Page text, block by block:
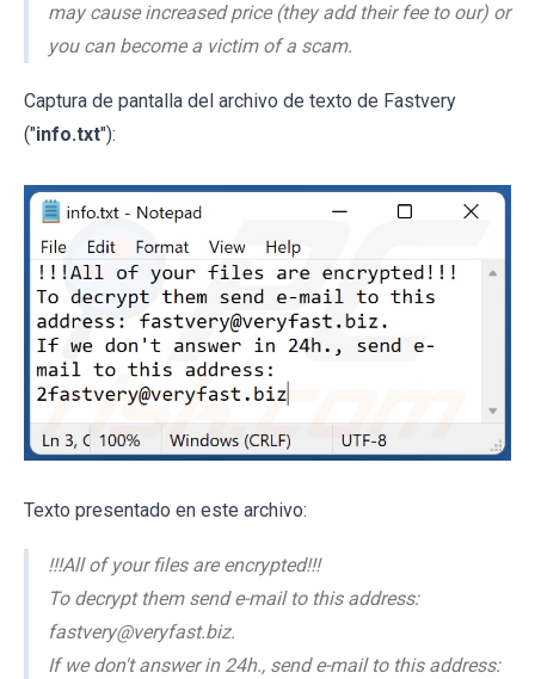
may cause increased price (they add their fee to our) or
you can become a victim of a scam.
Captura de pantalla del archivo de texto de Fastvery
("info.txt"):
Texto presentado en este archivo:
!!!All of your files are encrypted!!!
To decrypt them send e-mail to this address:
fastvery@veryfast.biz.
If we don't answer in 24h., send e-mail to this address: